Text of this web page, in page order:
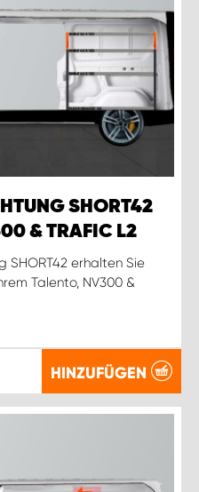
SHORT42
& TRAFIC L2
SHORT42 erhalten Sie
Talento, NV300 &
HINZUFÜGEN